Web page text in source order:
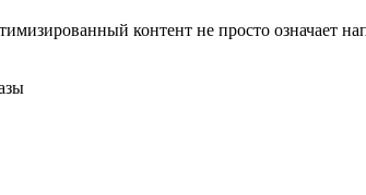
контент не просто означает